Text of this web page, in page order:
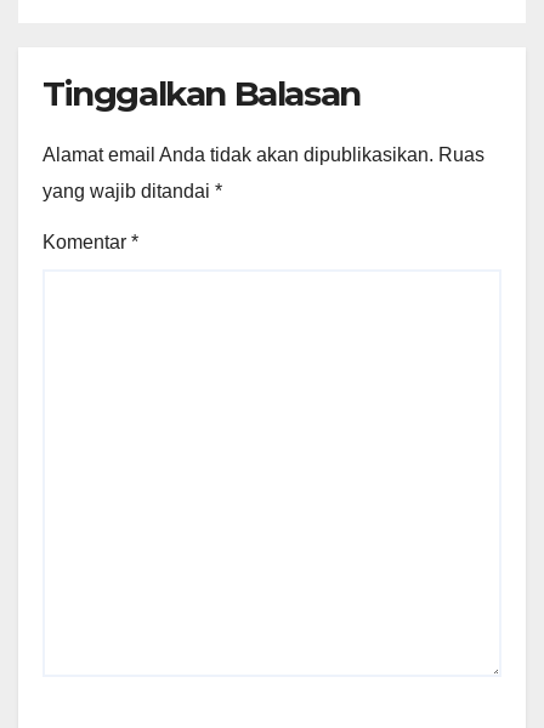
Tinggalkan Balasan
Alamat email Anda tidak akan dipublikasikan. Ruas
yang wajib ditandai *
Komentar *